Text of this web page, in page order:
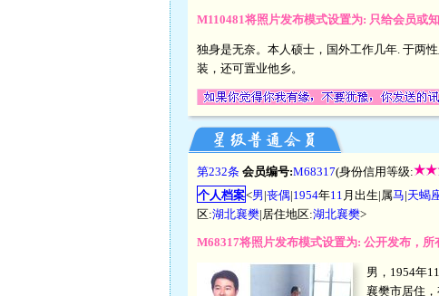
M110481将照片发布模式设置为: 只给会员或
独身是无奈。本人硕士，国外工作几年. 于两
装，还可置业他乡。
第232条 会员编号:M68317(身份信用等级:
个人档案<男|丧偶|1954年11 月出生|属马|天蝎
区:湖北襄樊|居住地区:湖北襄樊>
M68317将照片发布模式设置为: 公开发布，所
男，1954年
襄樊市居住